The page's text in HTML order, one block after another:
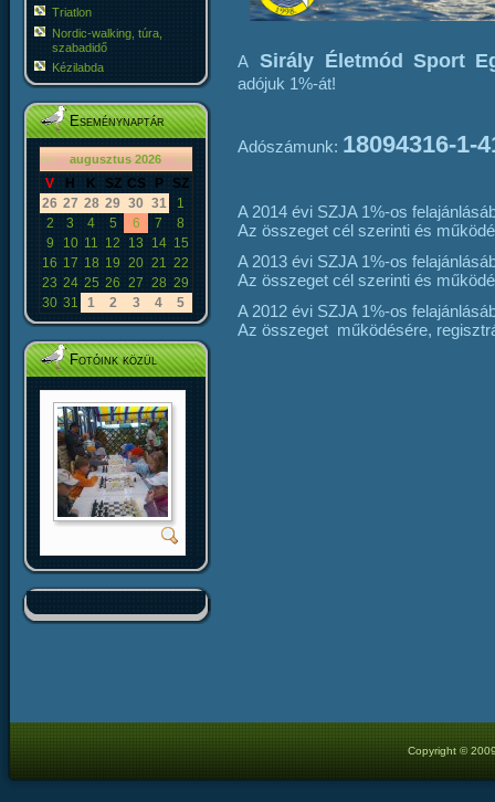
Triatlon
Nordic-walking, túra,
szabadidő
Kézilabda
Eseménynaptár
«< augusztus 2026 >»
V H K SZ CS P
SZ
26 27 28 29 30 31
1
2
3 4 5 6 7
8
9
10 11 12 13 14 15
16 17 18 19 20 21 22
23 24 25 26 27 28 29
30 31 1 2 3 4 5
Fotóink közül
A Sirály Életmód Sport
adójuk 1%-át!
Adószámunk: 18094316-1-
A 2014 évi SZJA 1%-os
Az összeget cél szerinti és
A 2013 évi SZJA 1%-os
Az összeget cél szerinti és
A 2012 évi SZJA 1%-os
Az összeget működésére,
Copyright ©